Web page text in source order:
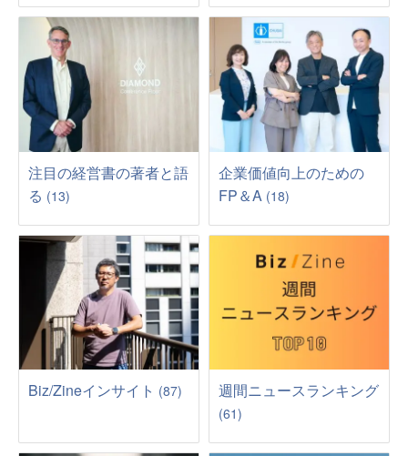
注目の経営書の著者と語
る (13)
企業価値向上のための
FP＆A (18)
Biz/Zineインサイト (87) 週間ニュースランキング
(61)